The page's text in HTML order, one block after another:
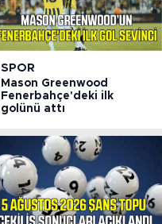
SPOR
Mason Greenwood
Fenerbahçe'deki ilk
golünü attı